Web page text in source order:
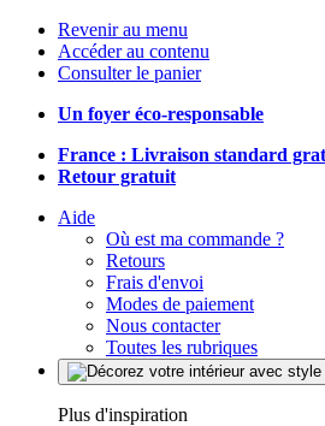
Revenir au menu
Accéder au contenu
Consulter le panier
Un foyer éco-responsable
France : Livraison standard
Retour gratuit
Aide
Où est ma commande ?
Retours
Frais d'envoi
Modes de paiement
Nous contacter
Toutes les rubriques
Plus d'inspiration